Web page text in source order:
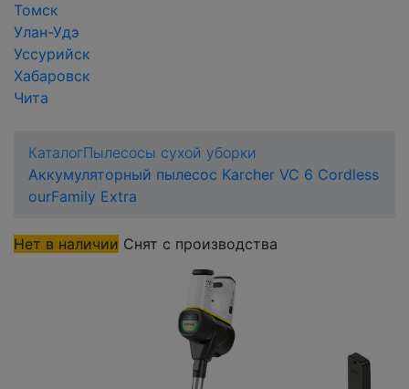
Томск
Улан-Удэ
Уссурийск
Хабаровск
Чита
КаталогПылесосы сухой уборки
Аккумуляторный пылесос Karcher VC 6 Cordless
ourFamily Extra
Нет в наличии Снят с производства